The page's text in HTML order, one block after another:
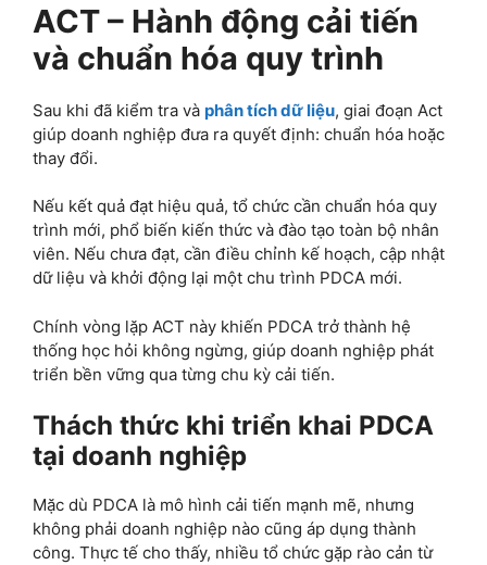
ACT – Hành động cải tiến
và chuẩn hóa quy trình
Sau khi đã kiểm tra và phân tích dữ liệu, giai đoạn Act
giúp doanh nghiệp đưa ra quyết định: chuẩn hóa hoặc
thay đổi.
Nếu kết quả đạt hiệu quả, tổ chức cần chuẩn hóa quy
trình mới, phổ biến kiến thức và đào tạo toàn bộ nhân
viên. Nếu chưa đạt, cần điều chỉnh kế hoạch, cập nhật
dữ liệu và khởi động lại một chu trình PDCA mới.
Chính vòng lặp ACT này khiến PDCA trở thành hệ
thống học hỏi không ngừng, giúp doanh nghiệp phát
triển bền vững qua từng chu kỳ cải tiến.
Thách thức khi triển khai PDCA
tại doanh nghiệp
Mặc dù PDCA là mô hình cải tiến mạnh mẽ, nhưng
không phải doanh nghiệp nào cũng áp dụng thành
công. Thực tế cho thấy, nhiều tổ chức gặp rào cản từ